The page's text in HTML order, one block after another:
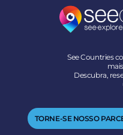
See Countries
Descubra,
TORNE-SE NOSSO